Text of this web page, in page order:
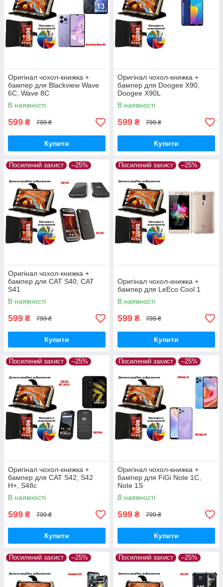
Оригінал чохол-книжка +
бампер для Blackview Wave
6C, Wave 8C
В наявності
599 ₴ 799 ₴
Купити
Оригінал чохол-книжка +
бампер для Doogee X90,
Doogee X90L
В наявності
599 ₴ 799 ₴
Купити
Посилений захист –25%
Оригінал чохол-книжка +
бампер для CAT S40, CAT
S41
В наявності
599 ₴ 799 ₴
Купити
Посилений захист –25%
Оригінал чохол-книжка +
бампер для LeEco Cool 1
В наявності
599 ₴ 799 ₴
Купити
Посилений захист –25%
Оригінал чохол-книжка +
бампер для CAT S42, S42
H+, S48c
В наявності
599 ₴ 799 ₴
Купити
Посилений захист –25%
Оригінал чохол-книжка +
бампер для FiGi Note 1C,
Note 1S
В наявності
599 ₴ 799 ₴
Купити
Посилений захист –25% Посилений захист –25%